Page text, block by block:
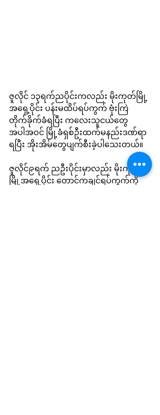
ဇူလိုင် ၁၃ရက်ညပိုင်းကလည်း မိုးကုတ်မြို့
အရှေ့ပိုင်း ပန်းမထိပ်ရပ်ကွက် ဗုံးကြဲ
တိုက်ခိုက်ခံရပြီး ကလေးသူငယ်တွေ
အပါအဝင် မြို့ခံရှစ်ဦးထက်မနည်းဒဏ်ရာ
ရပြီး အိုးအိမ်တွေပျက်စီးခဲ့ပါသေးတယ်။
ဇူလိုင်၉ရက် ညဦးပိုင်းမှာလည်း မိုးကုတ်
မြို့အရှေ့ပိုင်း တောင်ကချင်ရပ်ကွက်ကို